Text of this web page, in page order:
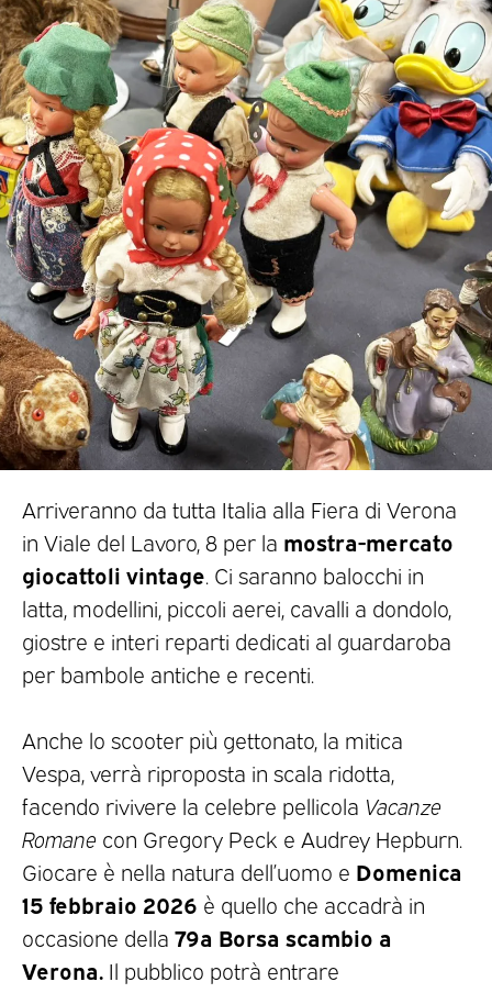
Arriveranno da tutta Italia alla Fiera di Verona
in Viale del Lavoro, 8 per la mostra-mercato
giocattoli vintage . Ci saranno balocchi in
latta, modellini, piccoli aerei, cavalli a dondolo,
giostre e interi reparti dedicati al guardaroba
per bambole antiche e recenti.
Anche lo scooter più gettonato, la mitica
Vespa, verrà riproposta in scala ridotta,
facendo rivivere la celebre pellicola Vacanze
Romane con Gregory Peck e Audrey Hepburn.
Giocare è nella natura dell’uomo e Domenica
15 febbraio 2026 è quello che accadrà in
occasione della 79a Borsa scambio a
Verona. Il pubblico potrà entrare